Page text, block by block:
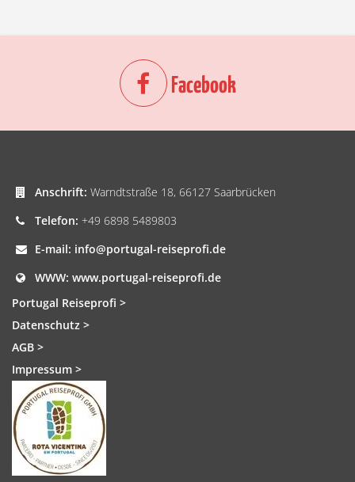
Facebook
Anschrift: Warndtstraße 18, 66127 Saarbrücken
Telefon: +49 6898 5489803
E-mail: info@portugal-reiseprofi.de
WWW: www.portugal-reiseprofi.de
Portugal Reiseprofi >
Datenschutz >
AGB >
Impressum >